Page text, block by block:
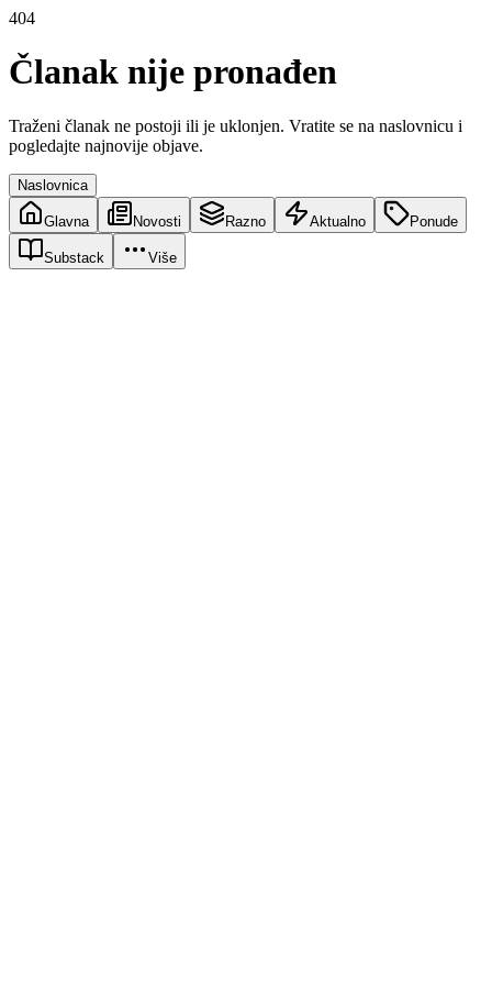
404
Članak nije pronađen
Traženi članak ne postoji ili je uklonjen. Vratite se na naslovnicu i
pogledajte najnovije objave.
Naslovnica
Glavna Novosti Razno Aktualno Ponude
Substack Više